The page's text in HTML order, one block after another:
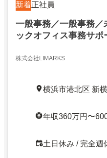
新着正社員
一般事務／一般事務
ックオフィス事務サポ
株式会社LIMARKS
横浜市港北区 新
年収360万円〜
土日休み / 完全週